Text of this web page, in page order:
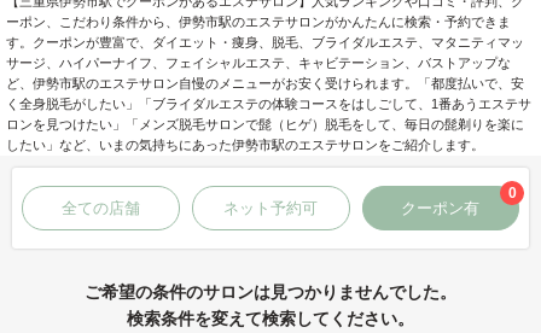
ーポン、こだわり条件から、伊勢市駅のエステサロンがかんたんに検索・予約できま
す。クーポンが豊富で、ダイエット・痩身、脱毛、ブライダルエステ、マタニティマッ
サージ、ハイパーナイフ、フェイシャルエステ、キャビテーション、バストアップな
ど、伊勢市駅のエステサロン自慢のメニューがお安く受けられます。「都度払いで、安
く全身脱毛がしたい」「ブライダルエステの体験コースをはしごして、1番あうエステサ
ロンを見つけたい」「メンズ脱毛サロンで髭（ヒゲ）脱毛をして、毎日の髭剃りを楽に
したい」など、いまの気持ちにあった伊勢市駅のエステサロンをご紹介します。
全ての店舗 ネット予約可 クーポン有
0
ご希望の条件のサロンは見つかりませんでした。
検索条件を変えて検索してください。